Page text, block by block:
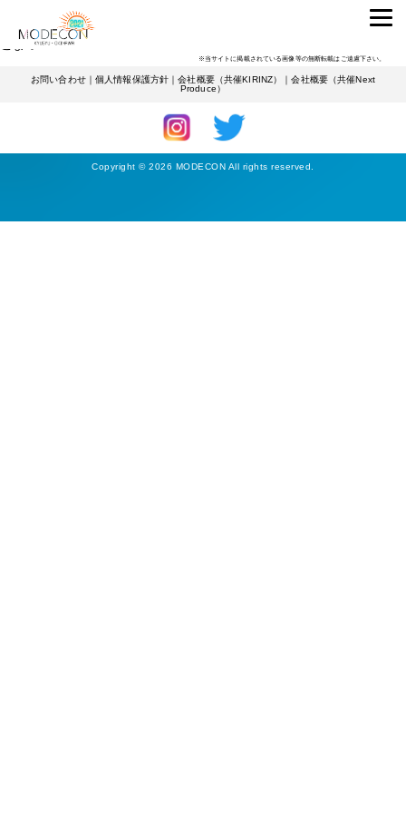
詳しくみる
こまつ
※当サイトに掲載されている画像等の無断転載はご遠慮下さい。
お問い合わせ｜個人情報保護方針 ｜会社概要（共催KIRINZ） ｜会社概要（共催Next
Produce）
Copyright © 2026 MODECON All rights reserved.